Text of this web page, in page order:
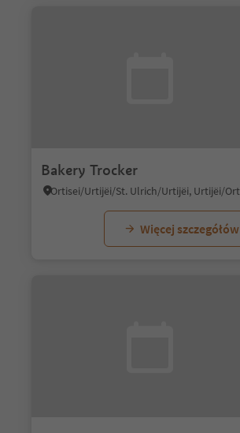
Bakery Trocker
Więcej szczegółów